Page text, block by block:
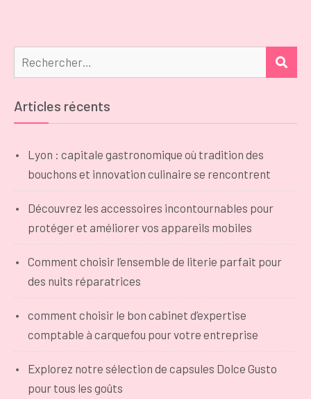
Rechercher :
Articles récents
Lyon : capitale gastronomique où tradition des
bouchons et innovation culinaire se rencontrent
Découvrez les accessoires incontournables pour
protéger et améliorer vos appareils mobiles
Comment choisir l’ensemble de literie parfait pour
des nuits réparatrices
comment choisir le bon cabinet d’expertise
comptable à carquefou pour votre entreprise
Explorez notre sélection de capsules Dolce Gusto
pour tous les goûts